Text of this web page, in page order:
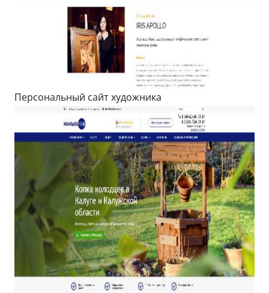
Персональный сайт художника